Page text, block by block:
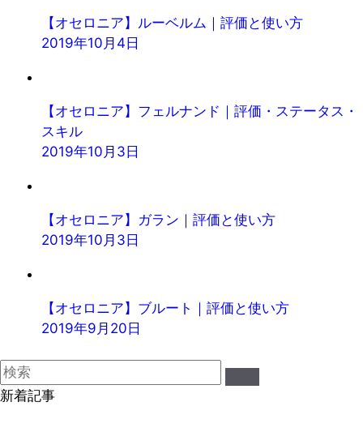
【オセロニア】ルーベルム｜評価と使い方
2019年10月4日
【オセロニア】フェルナンド｜評価・ステータス・
スキル
2019年10月3日
【オセロニア】ガラン｜評価と使い方
2019年10月3日
【オセロニア】ブルート｜評価と使い方
2019年9月20日
新着記事